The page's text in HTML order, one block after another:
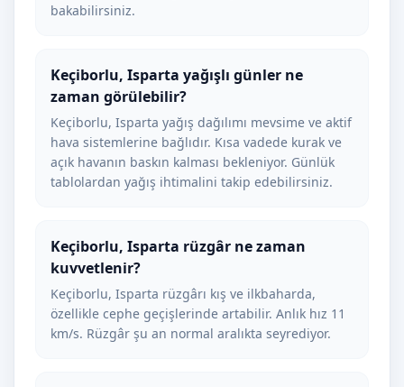
bakabilirsiniz.
Keçiborlu, Isparta yağışlı günler ne
zaman görülebilir?
Keçiborlu, Isparta yağış dağılımı mevsime ve aktif
hava sistemlerine bağlıdır. Kısa vadede kurak ve
açık havanın baskın kalması bekleniyor. Günlük
tablolardan yağış ihtimalini takip edebilirsiniz.
Keçiborlu, Isparta rüzgâr ne zaman
kuvvetlenir?
Keçiborlu, Isparta rüzgârı kış ve ilkbaharda,
özellikle cephe geçişlerinde artabilir. Anlık hız 11
km/s. Rüzgâr şu an normal aralıkta seyrediyor.